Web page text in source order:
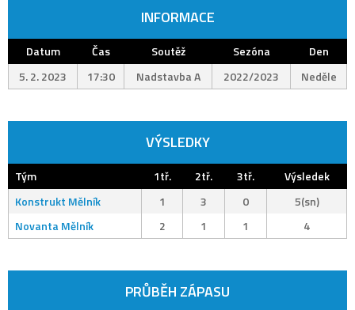
INFORMACE
Datum Čas Soutěž Sezóna
Den
5. 2. 2023
17:30 Nadstavba A 2022/2023 Neděle
VÝSLEDKY
Tým 1tř. 2tř. 3tř.
Výsledek
Konstrukt Mělník
1 3 0
5(sn)
Novanta Mělník
2 1 1 4
PRŮBĚH ZÁPASU